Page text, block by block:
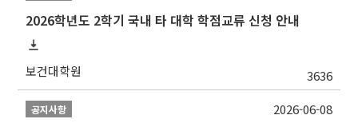
2026학년도 2학기 국내 타 대학 학점교류 신청 안내
보건대학원 3636
공지사항 2026-06-08